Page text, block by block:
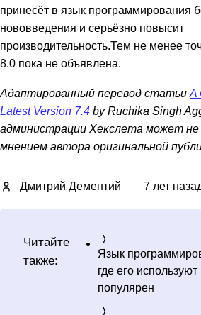
принесёт в язык программирования
нововведения и серьёзно повысит
производительность.Тем не менее
8.0 пока не объявлена.
Адаптированный перевод статьи A
Latest Version 7.4 by Ruchika Singh
администрации Хекслета может не
мнением автора оригинальной
Дмитрий Дементий 7 лет
Читайте
также:
Язык
где его
популярен